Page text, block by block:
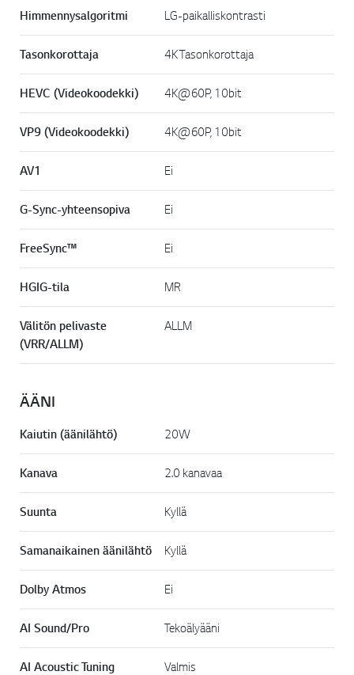
Himmennysalgoritmi LG-paikalliskontrasti
Tasonkorottaja 4K Tasonkorottaja
HEVC (Videokoodekki) 4K@60P, 10bit
VP9 (Videokoodekki) 4K@60P, 10bit
AV1 Ei
G-Sync-yhteensopiva Ei
FreeSync™ Ei
HGIG-tila MR
Välitön pelivaste
(VRR/ALLM)
ALLM
ÄÄNI
Kaiutin (äänilähtö) 20W
Kanava 2.0 kanavaa
Suunta Kyllä
Samanaikainen äänilähtö Kyllä
Dolby Atmos Ei
AI Sound/Pro Tekoälyääni
AI Acoustic Tuning Valmis